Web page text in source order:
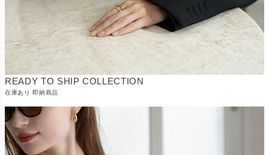
READY TO SHIP COLLECTION
在庫あり 即納商品